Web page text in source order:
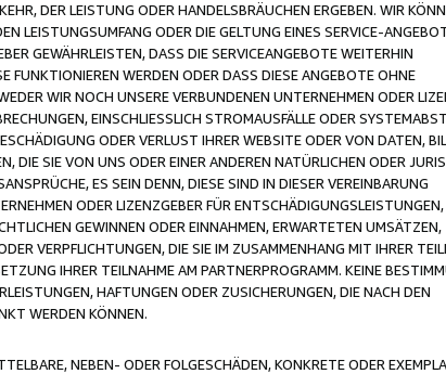
DER LEISTUNG ODER HANDELSBRÄUCHEN ERGEBEN. WIR
LEISTUNGSUMFANG ODER DIE GELTUNG EINES SERVICE-
GEWÄHRLEISTEN, DASS DIE SERVICEANGEBOTE WEITERHIN
FUNKTIONIEREN WERDEN ODER DASS DIESE ANGEBOTE OHNE
WIR NOCH UNSERE VERBUNDENEN UNTERNEHMEN ODER
EINSCHLIESSLICH STROMAUSFÄLLE ODER
ODER VERLUST IHRER WEBSITE ODER VON DATEN,
SIE VON UNS ODER EINER ANDEREN NATÜRLICHEN ODER
ES SEIN DENN, DIESE SIND IN DIESER VEREINBARUNG
ODER LIZENZGEBER FÜR ENTSCHÄDIGUNGSLEISTUNGEN,
GEWINNEN ODER EINNAHMEN, ERWARTETEN UMSÄTZEN,
VERPFLICHTUNGEN, DIE SIE IM ZUSAMMENHANG MIT IHRER
IHRER TEILNAHME AM PARTNERPROGRAMM. KEINE
HAFTUNGEN ODER ZUSICHERUNGEN, DIE NACH DEN
WERDEN KÖNNEN.
NEBEN- ODER FOLGESCHÄDEN, KONKRETE ODER